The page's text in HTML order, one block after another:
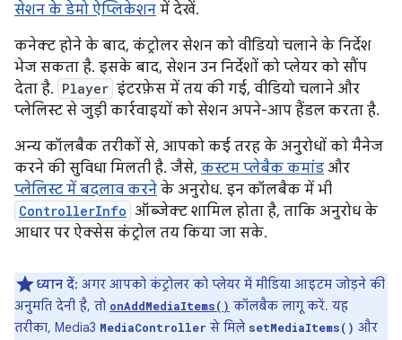
सेशन के डेमो ऐप्लिकेशन में देखें.
कनेक्ट होने के बाद, कंट्रोलर सेशन को वीडियो चलाने के निर्देश
भेज सकता है. इसके बाद, सेशन उन निर्देशों को प्लेयर को सौंप
देता है. Player इंटरफ़ेस में तय की गई, वीडियो चलाने और
प्लेलिस्ट से जुड़ी कार्रवाइयों को सेशन अपने-आप हैंडल करता है.
अन्य कॉलबैक तरीकों से, आपको कई तरह के अनुरोधों को मैनेज
करने की सुविधा मिलती है. जैसे, कस्टम प्लेबैक कमांड और
प्लेलिस्ट में बदलाव करने के अनुरोध. इन कॉलबैक में भी
ControllerInfo ऑब्जेक्ट शामिल होता है, ताकि अनुरोध के
आधार पर ऐक्सेस कंट्रोल तय किया जा सके.
ध्यान दें: अगर आपको कंट्रोलर को प्लेयर में मीडिया आइटम जोड़ने की
अनुमति देनी है, तो onAddMediaItems() कॉलबैक लागू करें. यह
तरीका, Media3 MediaController से मिले setMediaItems() और